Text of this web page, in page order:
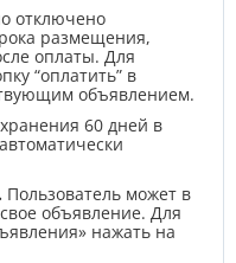
отключено
размещения,
оплаты. Для
“оплатить” в
объявлением.
60 дней в
Пользователь может в
объявление. Для
нажать на